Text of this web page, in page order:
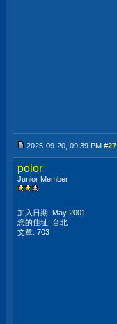
2025-09-20, 09:39 PM #27
polor
Junior Member
加入日期: May 2001
您的住址: 台北
文章: 703